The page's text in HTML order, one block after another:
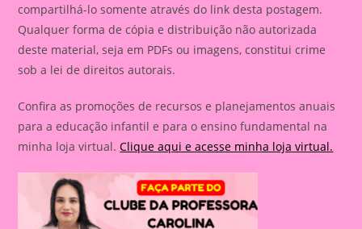
compartilhá-lo somente através do link desta postagem.
Qualquer forma de cópia e distribuição não autorizada
deste material, seja em PDFs ou imagens, constitui crime
sob a lei de direitos autorais.
Confira as promoções de recursos e planejamentos anuais
para a educação infantil e para o ensino fundamental na
minha loja virtual.Clique aqui e acesse minha loja virtual.